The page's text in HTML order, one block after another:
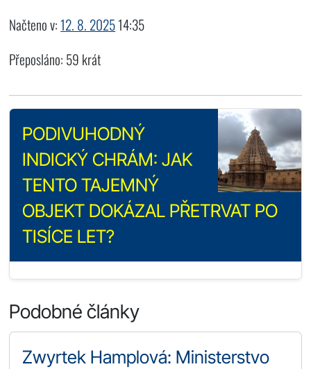
Načteno v:12. 8. 202514:35
Přeposláno: 59 krát
PODIVUHODNÝ
INDICKÝ CHRÁM: JAK
TENTO TAJEMNÝ
OBJEKT DOKÁZAL PŘETRVAT PO
TISÍCE LET?
Podobné články
Zwyrtek Hamplová: Ministerstvo